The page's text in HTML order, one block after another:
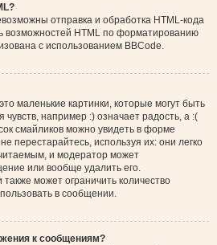
отправка и обработка HTML-кода
возможностей HTML по форматированию
с использованием BBCode.
маленькие картинки, которые могут быть
например :) означает радость, а :(
смайликов можно увидеть в форме
перестарайтесь, используя их: они легко
и модератор может
или вообще удалить его.
может ограничить количество
в сообщении.
к сообщениям?